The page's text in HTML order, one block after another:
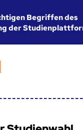
Begriffen des
der